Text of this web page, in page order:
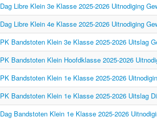
Dag Libre Klein 3e Klasse 2025-2026 Uitnodiging
Dag Libre Klein 4e Klasse 2025-2026 Uitnodiging
PK Bandstoten Klein 3e Klasse 2025-2026 Uitslag
PK Bandstoten Klein Hoofdklasse 2025-2026
PK Bandstoten Klein 1e Klasse 2025-2026
PK Bandstoten Klein 1e Klasse 2025-2026 Uitslag
Dag Bandstoten Klein 1e Klasse 2025-2026